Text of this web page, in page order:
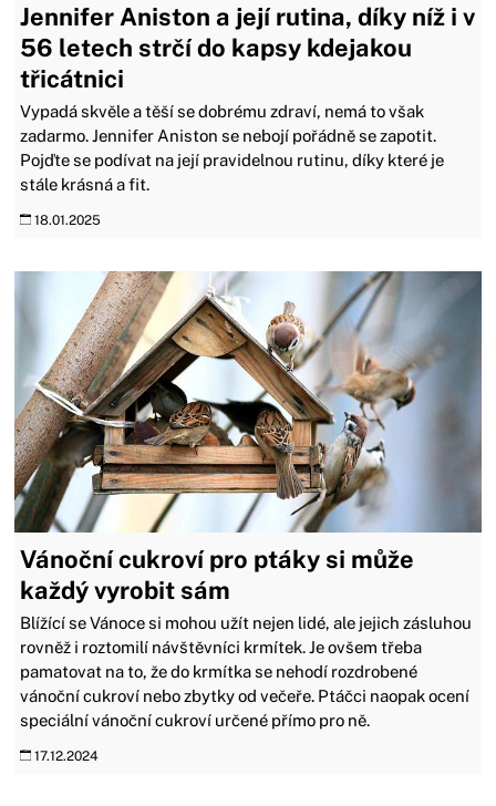
Jennifer Aniston a její rutina, díky níž i v
56 letech strčí do kapsy kdejakou
třicátnici
Vypadá skvěle a těší se dobrému zdraví, nemá to však
zadarmo. Jennifer Aniston se nebojí pořádně se zapotit.
Pojďte se podívat na její pravidelnou rutinu, díky které je
stále krásná a fit.
18.01.2025
Vánoční cukroví pro ptáky si může
každý vyrobit sám
Blížící se Vánoce si mohou užít nejen lidé, ale jejich zásluhou
rovněž i roztomilí návštěvníci krmítek. Je ovšem třeba
pamatovat na to, že do krmítka se nehodí rozdrobené
vánoční cukroví nebo zbytky od večeře. Ptáčci naopak ocení
speciální vánoční cukroví určené přímo pro ně.
17.12.2024